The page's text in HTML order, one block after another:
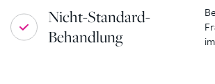
Nicht-Standard-
Behandlung